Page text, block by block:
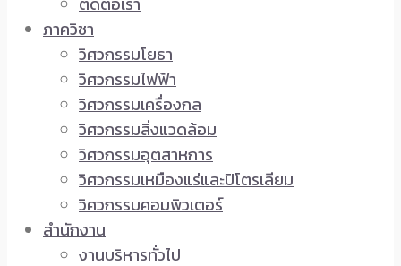
ภาควิชา
วิศวกรรมโยธา
วิศวกรรมไฟฟ้า
วิศวกรรมเครื่องกล
วิศวกรรมสิ่งแวดล้อม
วิศวกรรมอุตสาหการ
วิศวกรรมเหมืองแร่และปิโตรเลียม
วิศวกรรมคอมพิวเตอร์
สำนักงาน
งานบริหารทั่วไป